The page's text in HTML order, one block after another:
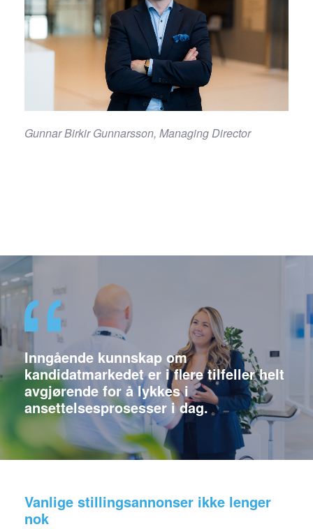
Gunnar Birkir Gunnarsson, Managing Director
Inngående kunnskap om
kandidatmarkedet er i flere tilfeller helt
avgjørende for å lykkes i
ansettelsesprosesser i dag.
Vanlige stillingsannonser ikke lenger
nok